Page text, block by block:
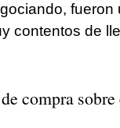
contentos de
compra